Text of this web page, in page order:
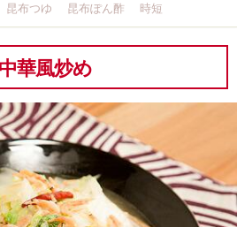
昆布つゆ 昆布ぽん酢
時短
華風炒め